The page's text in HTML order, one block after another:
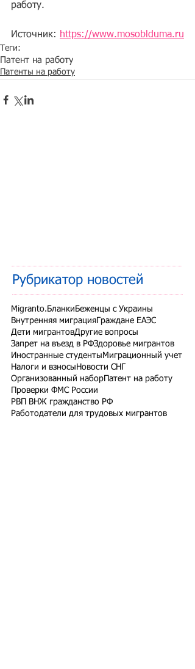
работу.
Источник: https://www.mosoblduma.ru
Теги:
Патент на работу
Патенты на работу
Рубрикатор новостей
Migranto.Бланки Беженцы с Украины
Внутренняя миграция Граждане ЕАЭС
Дети мигрантовДругие вопросы
Запрет на въезд в РФЗдоровье мигрантов
Иностранные студенты Миграционный учет
Налоги и взносы Новости СНГ
Организованный набор Патент на работу
Проверки ФМС России
РВП ВНЖ гражданство РФ
Работодатели для трудовых мигрантов